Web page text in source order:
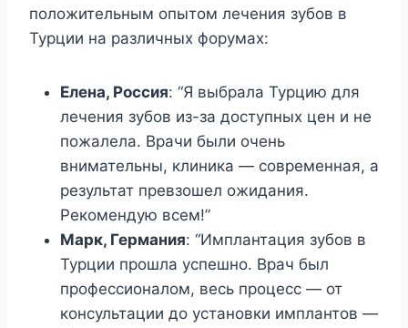
положительным опытом лечения зубов в
Турции на различных форумах:
Елена, Россия: “Я выбрала Турцию для
лечения зубов из-за доступных цен и не
пожалела. Врачи были очень
внимательны, клиника — современная, а
результат превзошел ожидания.
Рекомендую всем!”
Марк, Германия: “Имплантация зубов в
Турции прошла успешно. Врач был
профессионалом, весь процесс — от
консультации до установки имплантов —